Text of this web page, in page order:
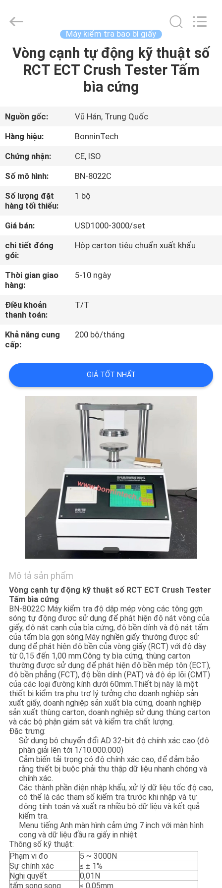
TRANG
CHỦ
SẢN
PHẨM
VỀ
CHÚNG
TÔI
THAM
QUAN
NHÀ
MÁY
KIỂM
SOÁT
CHẤT
LƯỢNG
SƠ
ĐỒ
TRANG
WEB
PRIVACY
POLICY
Copyright
Rights
Reserved.
Máy kiểm tra bao bì giấy
Vòng cạnh tự động kỹ thuật số
RCT ECT Crush Tester Tấm
bìa cứng
Nguồn gốc:
Vũ Hán, Trung Quốc
Hàng hiệu:
BonninTech
Chứng nhận:
CE, ISO
Số mô hình:
BN-8022C
Số lượng đặt
hàng tối thiểu:
1 bộ
Giá bán:
USD1000-3000/set
chi tiết đóng
gói:
Hộp carton tiêu chuẩn xuất khẩu
Thời gian giao
hàng:
5-10 ngày
Điều khoản
thanh toán:
T/T
Khả năng cung
cấp:
200 bộ/tháng
GIÁ TỐT NHẤT
Mô tả sản phẩm
Vòng cạnh tự động kỹ thuật số RCT ECT Crush Tester
Tấm bìa cứng
BN-8022C Máy kiểm tra độ dập mép vòng các tông gợn
sóng tự động được sử dụng để phát hiện độ nát vòng của
giấy, độ nát cạnh của bìa cứng, độ bền dính và độ nát tấm
của tấm bìa gợn sóng.Máy nghiền giấy thường được sử
dụng để phát hiện độ bền của vòng giấy (RCT) với độ dày
từ 0,15 đến 1,00 mm.Công ty bìa cứng, thùng carton
thường được sử dụng để phát hiện độ bền mép tôn (ECT),
độ bền phẳng (FCT), độ bền dính (PAT) và độ ép lõi (CMT)
của các loại đường kính dưới 60mm.Thiết bị này là một
thiết bị kiểm tra phụ trợ lý tưởng cho doanh nghiệp sản
xuất giấy, doanh nghiệp sản xuất bìa cứng, doanh nghiệp
sản xuất thùng carton, doanh nghiệp sử dụng thùng carton
và các bộ phận giám sát và kiểm tra chất lượng.
Đặc trưng:
Sử dụng bộ chuyển đổi AD 32-bit độ chính xác cao (độ
phân giải lên tới 1/10.000.000)
Cảm biến tải trọng có độ chính xác cao, để đảm bảo
rằng thiết bị buộc phải thu thập dữ liệu nhanh chóng và
chính xác.
Các thành phần điện nhập khẩu, xử lý dữ liệu tốc độ cao,
có thể là các tham số kiểm tra trước khi nhập và tự
động tính toán và xuất ra nhiều bộ dữ liệu và kết quả
kiểm tra.
Menu tiếng Anh màn hình cảm ứng 7 inch với màn hình
cong và dữ liệu đầu ra giấy in nhiệt
Thông số kỹ thuật:
Phạm vi đo
5 ~ 3000N
Sự chính xác
≤ ± 1%
Nghị quyết
0,01N
tấm song song
≤ 0,05mm